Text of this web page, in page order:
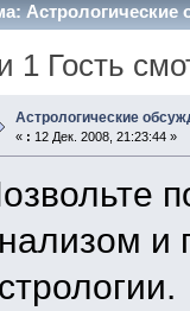
Астрологические
1 Гость
Астрологические
« : 12 Дек. 2008, 21:23:44 »
и